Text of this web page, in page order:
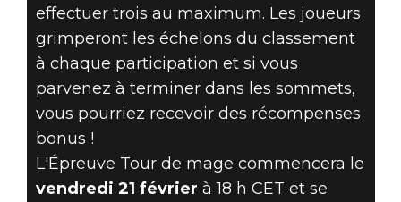
effectuer trois au maximum. Les joueurs
grimperont les échelons du classement
à chaque participation et si vous
parvenez à terminer dans les sommets,
vous pourriez recevoir des récompenses
bonus !
L'Épreuve Tour de mage commencera le
vendredi 21 février à 18 h CET et se